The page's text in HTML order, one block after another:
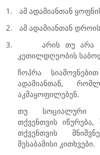
1.
ამ ადამიანთან
2.
ამ ადამიანთან
3.
არის თუ არა
კეთილდღეობის
ჩოპრა
ადამიანთან,
აკმაყოფილებენ.
თუ სოციალური
თქვენთვის
თქვენთვის
შესაბამისი კითხვები.